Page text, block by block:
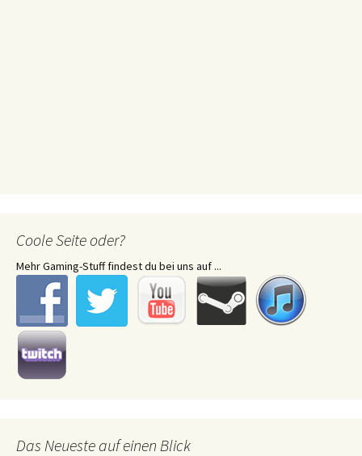
Coole Seite oder?
Mehr Gaming-Stuff findest du bei uns auf ...
Das Neueste auf einen Blick